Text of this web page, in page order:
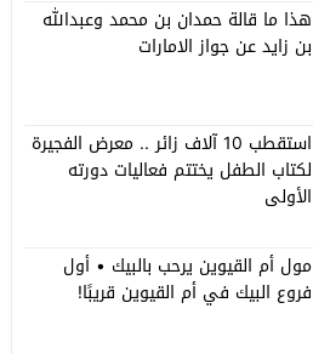
هذا ما قالة حمدان بن محمد وعبدالله
بن زايد عن جواز الامارات
استقطب 10 آلاف زائر .. معرض الفجيرة
لكتاب الطفل يختتم فعاليات دورته
الأولى
مول أم القيوين يرحب بالبيك • أول
فروع البيك في أم القيوين قريبًا!